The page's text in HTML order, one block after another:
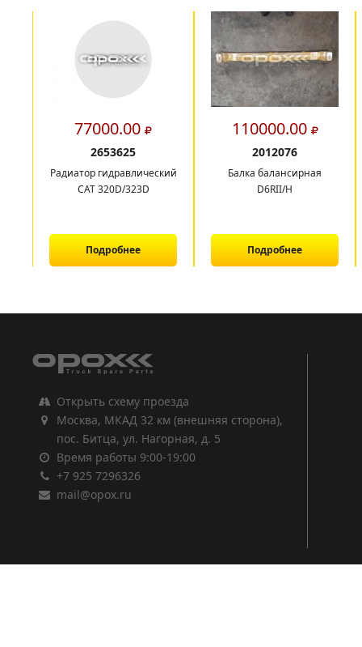
77000.00
2653625
Радиатор гидравлический
CAT 320D/323D
Подробнее
110000.00
2012076
Балка балансирная
D6RII/H
Подробнее
Открыть схему проезда
Москва, МКАД 32 км (внешняя сторона),
пос. Битца, ул. Нагорная, д. 5
Время работы 9:00-19:00
+7 925 7296326
mail@opox.ru